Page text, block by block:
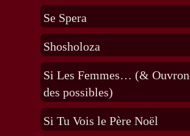
Se Spera
Shosholoza
Si Les Femmes… (&
des possibles)
Si Tu Vois le Père Noël